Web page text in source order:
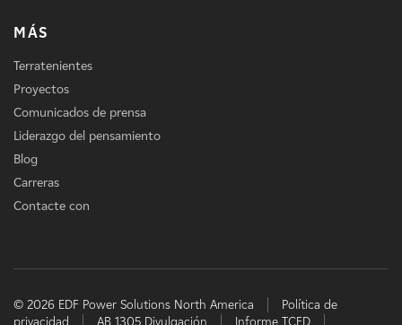
MÁS
Terratenientes
Proyectos
Comunicados de prensa
Liderazgo del pensamiento
Blog
Carreras
Contacte con
© 2026 EDF Power Solutions North America
Política de